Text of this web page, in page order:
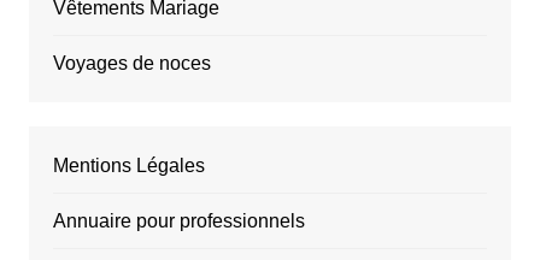
Vêtements Mariage
Voyages de noces
Mentions Légales
Annuaire pour professionnels